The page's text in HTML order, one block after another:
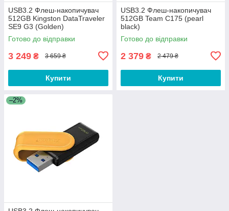
USB3.2 Флеш-накопичувач
512GB Kingston DataTraveler
SE9 G3 (Golden)
Готово до відправки
3 249 ₴ 3 659 ₴
Купити
USB3.2 Флеш-накопичувач
512GB Team C175 (pearl
black)
Готово до відправки
2 379 ₴ 2 479 ₴
Купити
–2%